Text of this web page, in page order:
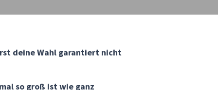
deine Wahl garantiert nicht
so groß ist wie ganz